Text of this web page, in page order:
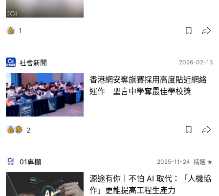
1
社會新聞 2026-02-13
香港網安奪旗賽採用高度貼近網絡
運作 聖言中學奪最佳學校獎
2
01專欄 2025-11-24 精選 ★
源途有你｜不怕 AI 取代：「人機協
作」更能提高工程生產力